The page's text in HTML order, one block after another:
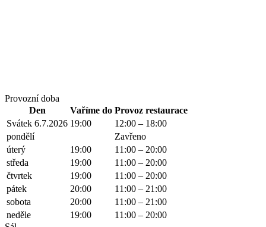
Provozní doba
Den
Vaříme do Provoz restaurace
Svátek 6.7.2026 19:00
12:00 – 18:00
pondělí
Zavřeno
úterý
19:00
11:00 – 20:00
středa
19:00
11:00 – 20:00
čtvrtek
19:00
11:00 – 20:00
pátek
20:00
11:00 – 21:00
sobota
20:00
11:00 – 21:00
neděle
19:00
11:00 – 20:00